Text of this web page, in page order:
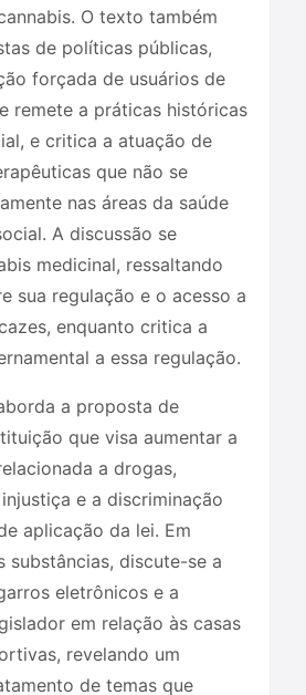
O texto também
de políticas públicas,
forçada de usuários de
remete a práticas históricas
e critica a atuação de
que não se
nas áreas da saúde
A discussão se
medicinal, ressaltando
sua regulação e o acesso a
enquanto critica a
a essa regulação.
a proposta de
que visa aumentar a
a drogas,
e a discriminação
aplicação da lei. Em
substâncias, discute-se a
eletrônicos e a
em relação às casas
revelando um
de temas que